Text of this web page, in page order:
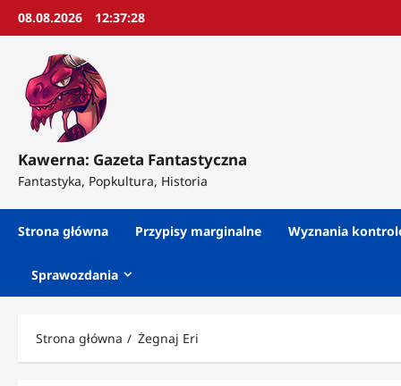
Przejdź
08.08.2026 12:37:30
Kawerna: Gazeta Fantastyczna
Fantastyka, Popkultura, Historia
Strona główna Przypisy marginalne Wyznania
Sprawozdania
Strona główna Żegnaj Eri